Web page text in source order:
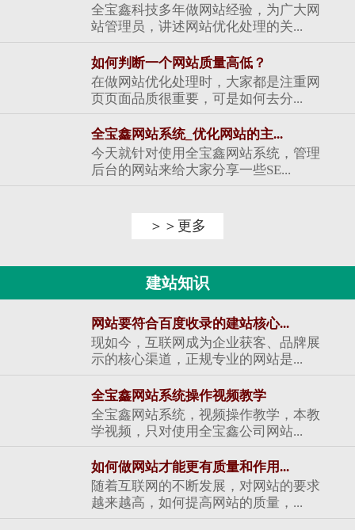
全宝鑫科技多年做网站经验，为广大网
站管理员，讲述网站优化处理的关...
如何判断一个网站质量高低？
在做网站优化处理时，大家都是注重网
页页面品质很重要，可是如何去分...
全宝鑫网站系统_优化网站的主...
今天就针对使用全宝鑫网站系统，管理
后台的网站来给大家分享一些SE...
＞＞更多
建站知识
网站要符合百度收录的建站核心...
现如今，互联网成为企业获客、品牌展
示的核心渠道，正规专业的网站是...
全宝鑫网站系统操作视频教学
全宝鑫网站系统，视频操作教学，本教
学视频，只对使用全宝鑫公司网站...
如何做网站才能更有质量和作用...
随着互联网的不断发展，对网站的要求
越来越高，如何提高网站的质量，...